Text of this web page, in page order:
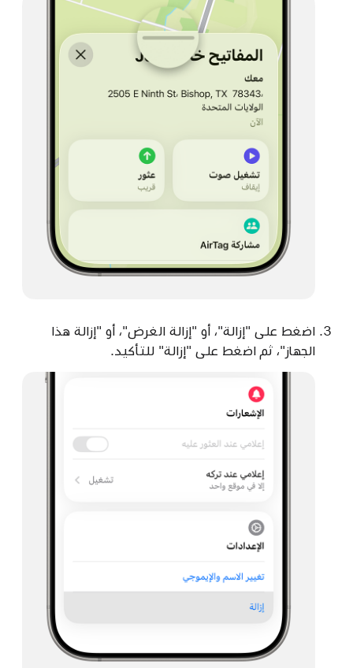
اضغط على "إزالة"، أو "إزالة الغرض"، أو "إزالة هذا
الجهاز"، ثم اضغط على "إزالة" للتأكيد.